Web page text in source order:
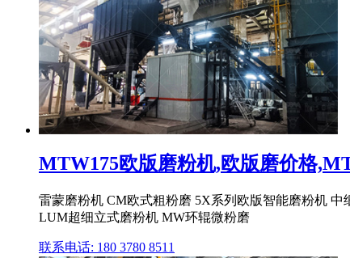
MTW175欧版磨粉机,欧版磨价格
雷蒙磨粉机 CM欧式粗粉磨 5X系列欧版智能磨粉机
LUM超细立式磨粉机 MW环辊微粉磨
联系电话: 180 3780 8511